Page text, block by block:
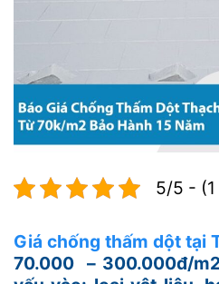
5/5 -
Giá chống thấm dột tại
70.000 – 300.000đ/